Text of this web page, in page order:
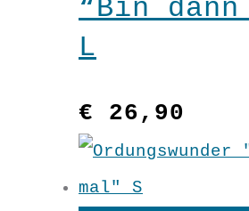
“Bin dann
L
€ 26,90